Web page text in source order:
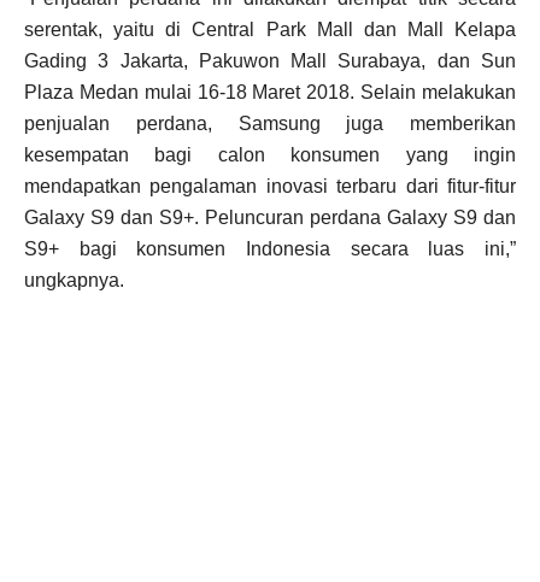
serentak, yaitu di Central Park Mall dan Mall Kelapa
Gading 3 Jakarta, Pakuwon Mall Surabaya, dan Sun
Plaza Medan mulai 16-18 Maret 2018. Selain melakukan
penjualan perdana, Samsung juga memberikan
kesempatan bagi calon konsumen yang ingin
mendapatkan pengalaman inovasi terbaru dari fitur-fitur
Galaxy S9 dan S9+. Peluncuran perdana Galaxy S9 dan
S9+ bagi konsumen Indonesia secara luas ini,”
ungkapnya.